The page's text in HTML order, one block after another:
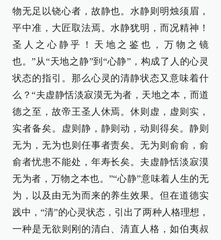
物无足以铙心者，故静也。水静则明烛须眉，
平中准，大匠取法焉。水静犹明，而况精神！
圣人之心静乎！天地之鉴也，万物之镜
也。”从“天地之静”到“心静”，构成了人的心灵
状态的指引。那么心灵的清静状态又意味着什
么？“夫虚静恬淡寂漠无为者，天地之本，而道
德之至，故帝王圣人休焉。休则虚，虚则实，
实者备矣。虚则静，静则动，动则得矣。静则
无为，无为也则任事者责矣。无为则俞俞，俞
俞者忧患不能处，年寿长矣。夫虚静恬淡寂漠
无为者，万物之本也。”“心静”意味着人生的无
为，以及由无为而来的养生效果。但在道德实
践中，“清”的心灵状态，引出了两种人格理想，
一种是无欲则刚的清白、清直人格，如伯夷叔